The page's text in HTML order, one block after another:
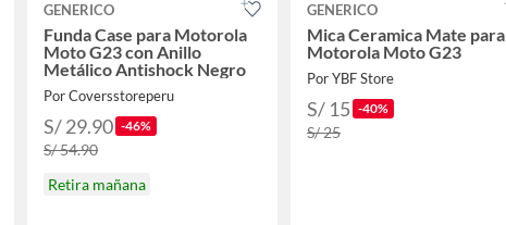
GENERICO
Funda Case para Motorola
Moto G23 con Anillo
Metálico Antishock Negro
Por Coversstoreperu
S/ 29.90 -46%
S/ 54.90
Retira mañana
GENERICO
Mica Ceramica Mate para
Motorola Moto G23
Por YBF Store
S/ 15 -40%
S/ 25